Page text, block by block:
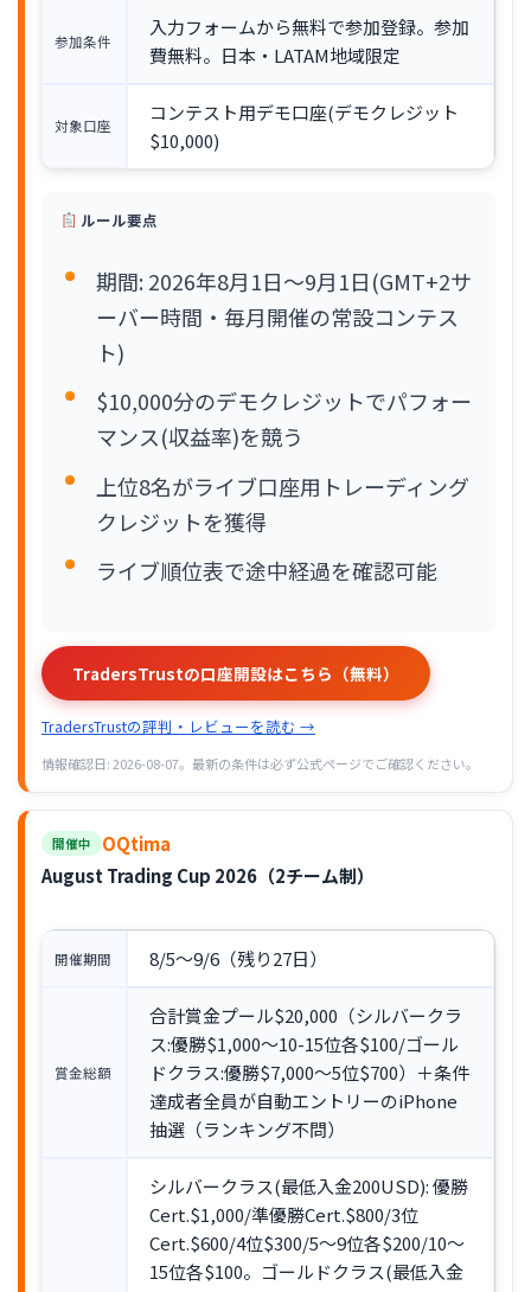
参加条件
入力フォームから無料で参加登録。参加
費無料。日本・LATAM地域限定
対象口座
コンテスト用デモ口座(デモクレジット
$10,000)
ルール要点
期間: 2026年8月1日〜9月1日(GMT+2サ
ーバー時間・毎月開催の常設コンテス
ト)
$10,000分のデモクレジットでパフォー
マンス(収益率)を競う
上位8名がライブ口座用トレーディング
クレジットを獲得
ライブ順位表で途中経過を確認可能
TradersTrustの口座開設はこちら（無料）
TradersTrustの評判・レビューを読む →
情報確認日: 2026-08-07。最新の条件は必ず公式ページでご確認ください。
開催中
OQtima
August Trading Cup 2026（2チーム制）
開催期間 8/5〜9/6（残り27日）
賞金総額
合計賞金プール$20,000（シルバークラ
ス:優勝$1,000〜10-15位各$100/ゴール
ドクラス:優勝$7,000〜5位$700）＋条件
達成者全員が自動エントリーのiPhone
抽選（ランキング不問）
シルバークラス(最低入金200USD): 優勝
Cert.$1,000/準優勝Cert.$800/3位
Cert.$600/4位$300/5〜9位各$200/10〜
15位各$100。ゴールドクラス(最低入金